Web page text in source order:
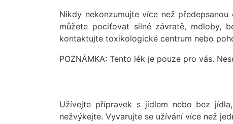
Nikdy nekonzumujte více než
můžete pociťovat silné závratě, mdloby,
kontaktujte toxikologické centrum nebo
POZNÁMKA: Tento lék je pouze pro vás.
Užívejte přípravek s jídlem nebo bez
nežvýkejte. Vyvarujte se užívání více než